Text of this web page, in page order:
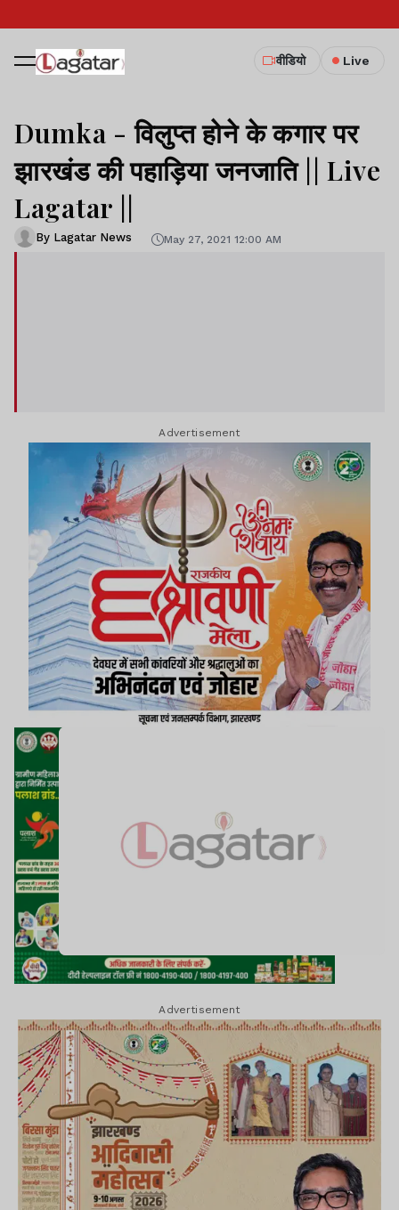
वीडियो Live
Dumka - विलुप्त होने के कगार पर
झारखंड की पहाड़िया जनजाति || Live
Lagatar ||
By Lagatar News May 27, 2021 12:00 AM
Advertisement
Advertisement